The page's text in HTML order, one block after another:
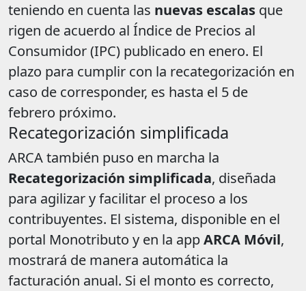
teniendo en cuenta las nuevas escalas que
rigen de acuerdo al Índice de Precios al
Consumidor (IPC) publicado en enero. El
plazo para cumplir con la recategorización en
caso de corresponder, es hasta el 5 de
febrero próximo.
Recategorización simplificada
ARCA también puso en marcha la
Recategorización simplificada, diseñada
para agilizar y facilitar el proceso a los
contribuyentes. El sistema, disponible en el
portal Monotributo y en la appARCA Móvil,
mostrará de manera automática la
facturación anual. Si el monto es correcto,